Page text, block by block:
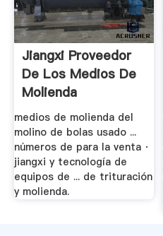
Jiangxi Proveedor
De Los Medios De
Molienda
medios de molienda del
molino de bolas usado ...
números de para la venta ·
jiangxi y tecnología de
equipos de ... de trituración
y molienda.